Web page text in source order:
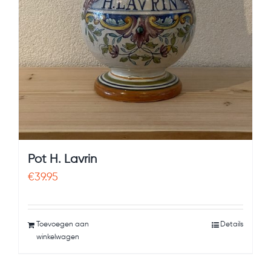
Pot H. Lavrin
€39.95
Toevoegen aan
winkelwagen
Details